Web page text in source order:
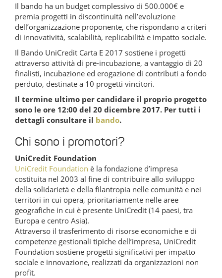
Il bando ha un budget complessivo di 500.000€ e
premia progetti in discontinuità nell’evoluzione
dell’organizzazione proponente, che rispondano a criteri
di innovatività, scalabilità, replicabilità e impatto sociale.
Il Bando UniCredit Carta E 2017 sostiene i progetti
attraverso attività di pre-incubazione, a vantaggio di 20
finalisti, incubazione ed erogazione di contributi a fondo
perduto, destinate a 10 progetti vincitori.
Il termine ultimo per candidare il proprio progetto
sono le ore 12:00 del 20 dicembre 2017. Per tutti i
dettagli consultare il bando.
Chi sono i promotori?
UniCredit Foundation
UniCredit Foundation è la fondazione d’impresa
costituita nel 2003 al fine di contribuire allo sviluppo
della solidarietà e della filantropia nelle comunità e nei
territori in cui opera, prioritariamente nelle aree
geografiche in cui è presente UniCredit (14 paesi, tra
Europa e centro Asia).
Attraverso il trasferimento di risorse economiche e di
competenze gestionali tipiche dell’impresa, UniCredit
Foundation sostiene progetti significativi per impatto
sociale e innovazione, realizzati da organizzazioni non
profit.